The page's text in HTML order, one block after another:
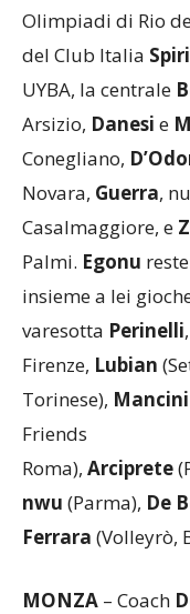
Olimpiadi di Rio
del Club Italia
UYBA, la centrale
Arsizio, Danesi e
Conegliano,
Novara, Guerra,
Casalmaggiore, e
Palmi. Egonu
insieme a lei
varesotta Perinelli
Firenze, Lubian
Torinese), Mancini
Friends
Roma), Arciprete
nwu (Parma), De
Ferrara (Volleyrò,
MONZA – Coach